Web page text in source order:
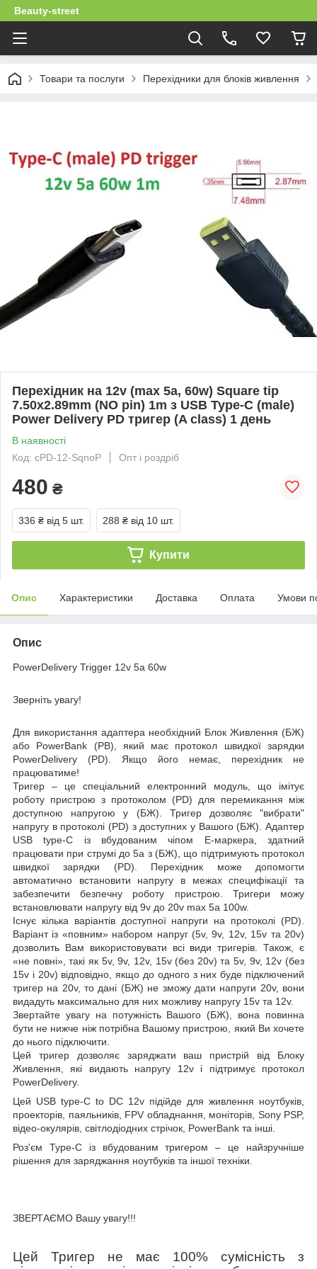
Beauty-street
Товари та послуги Перехідники для блоків живлення
Перехідник на 12v (max 5a, 60w) Square tip
7.50x2.89mm (NO pin) 1m з USB Type-C (male)
Power Delivery PD тригер (A class) 1 день
В наявності
Код: cPD-12-SqnoP
Опт і роздріб
480 ₴
336 ₴ від 5 шт. 288 ₴ від 10 шт.
Купити
Опис Характеристики Доставка Оплата Умови
Опис
PowerDelivery Trigger 12v 5a 60w
Зверніть увагу!
Для використання адаптера необхідний Блок Живлення (БЖ)
або PowerBank (PB) , який має протокол швидкої зарядки
PowerDelivery (PD)
Якщо його немає, перехідник не
працюватиме!
Тригер – це спеціальний електронний модуль, що імітує
роботу пристрою з протоколом (PD) для перемикання між
доступною напругою у (БЖ). Тригер дозволяє "вибрати"
напругу в протоколі (PD) з доступних у Вашого (БЖ). Адаптер
USB type-C із вбудованим чіпом E-маркера, здатний
працювати при струмі до 5a з (БЖ), що підтримують протокол
швидкої зарядки (PD). Перехідник може допомогти
автоматично встановити напругу в межах специфікації та
забезпечити безпечну роботу пристрою. Тригери можу
встановлювати напругу від 9v до 20v max 5a 100w.
Існує кілька варіантів доступної напруги на протоколі (PD).
Варіант із «повним» набором напруг (5v, 9v, 12v, 15v та 20v)
дозволить Вам використовувати всі види тригерів. Також, є
«не повні», такі як 5v, 9v, 12v, 15v (без 20v) та 5v, 9v, 12v (без
15v і 20v) відповідно, якщо до одного з них буде підключений
тригер на 20v, то дані (БЖ) не зможу дати напруги 20v, вони
видадуть максимально для них можливу напругу 15v та 12v.
Звертайте увагу на потужність Вашого (БЖ), вона повинна
бути не нижче ніж потрібна Вашому пристрою, який Ви хочете
до нього підключити.
Цей тригер дозволяє заряджати ваш пристрій від Блоку
Живлення, які видають напругу 12v і підтримує протокол
PowerDelivery.
Цей USB type-C to DC 12v підійде для живлення ноутбуків,
проекторів, паяльників, FPV обладнання, моніторів, Sony PSP,
відео-окулярів, світлодіодних стрічок, PowerBank та інші.
Роз'єм Type-C із вбудованим тригером – це найзручніше
рішення для заряджання ноутбуків та іншої техніки.
ЗВЕРТАЄМО Вашу увагу!!!
Цей Тригер не має 100% сумісність з